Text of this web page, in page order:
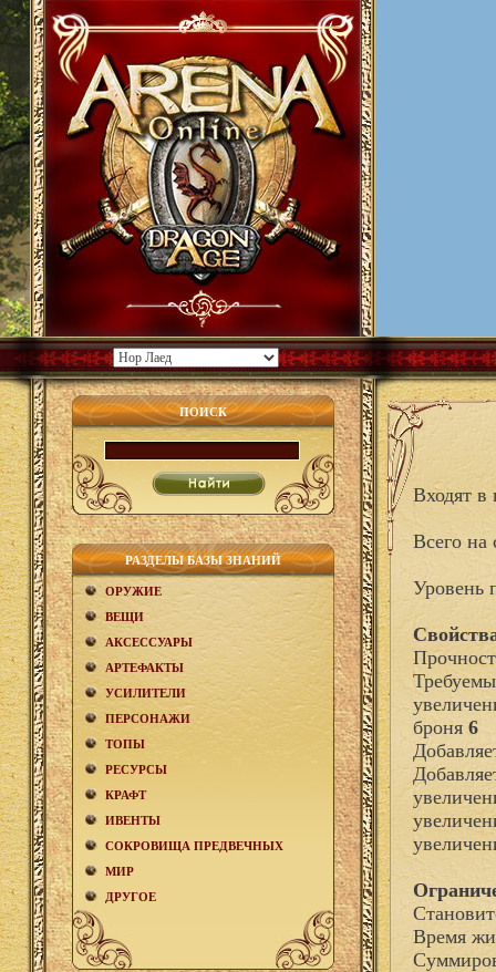
ПОИСК
РАЗДЕЛЫ БАЗЫ ЗНАНИЙ
ОРУЖИЕ
ВЕЩИ
АКCЕСCУАРЫ
АРТЕФАКТЫ
УСИЛИТЕЛИ
ПЕРСОНАЖИ
ТОПЫ
РЕСУРСЫ
КРАФТ
ИВЕНТЫ
СОКРОВИЩА ПРЕДВЕЧНЫХ
МИР
ДРУГОЕ
Входят в
Всего на
Уровень
броня 6
Время